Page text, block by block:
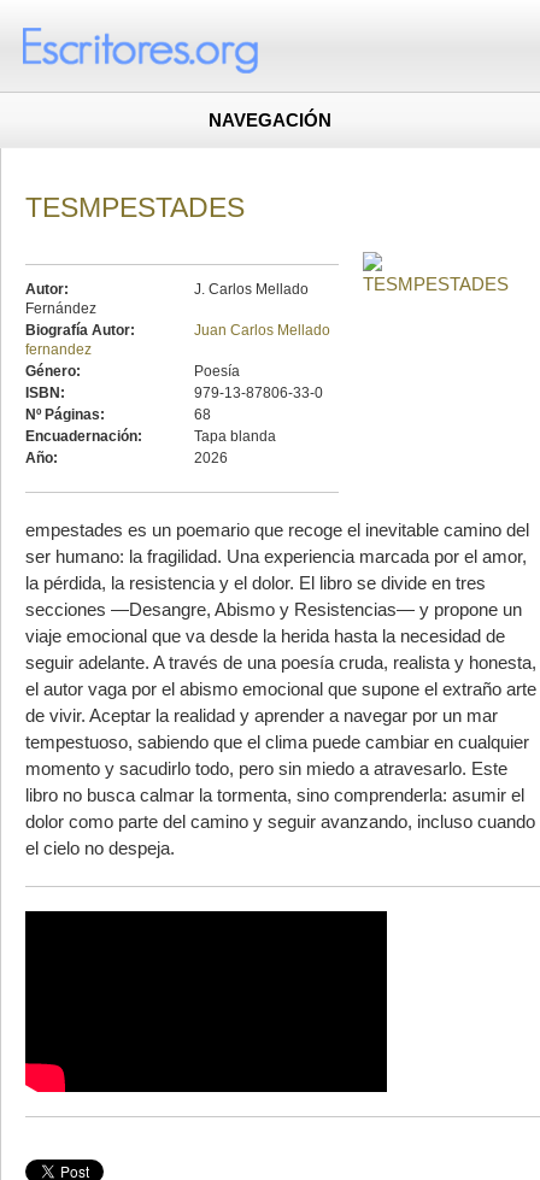
NAVEGACIÓN
TESMPESTADES
Autor:
J. Carlos Mellado
Fernández
Biografía Autor:
Juan Carlos Mellado
fernandez
Género:
Poesía
ISBN:
979-13-87806-33-0
Nº Páginas:
68
Encuadernación:
Tapa blanda
Año:
2026
empestades es un poemario que recoge el inevitable camino del
ser humano: la fragilidad. Una experiencia marcada por el amor,
la pérdida, la resistencia y el dolor. El libro se divide en tres
secciones —Desangre, Abismo y Resistencias— y propone un
viaje emocional que va desde la herida hasta la necesidad de
seguir adelante. A través de una poesía cruda, realista y honesta,
el autor vaga por el abismo emocional que supone el extraño arte
de vivir. Aceptar la realidad y aprender a navegar por un mar
tempestuoso, sabiendo que el clima puede cambiar en cualquier
momento y sacudirlo todo, pero sin miedo a atravesarlo. Este
libro no busca calmar la tormenta, sino comprenderla: asumir el
dolor como parte del camino y seguir avanzando, incluso cuando
el cielo no despeja.